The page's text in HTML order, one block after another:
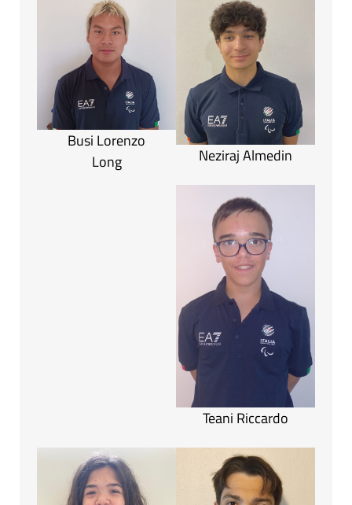
Busi Lorenzo
Long
Neziraj Almedin
Teani Riccardo